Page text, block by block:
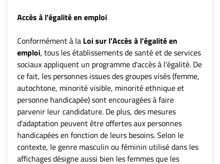
Accès à l'égalité en emploi
Conformément à la Loi sur l'Accès à l'égalité en
emploi, tous les établissements de santé et de services
sociaux appliquent un programme d'accès à l'égalité. De
ce fait, les personnes issues des groupes visés (femme,
autochtone, minorité visible, minorité ethnique et
personne handicapée) sont encouragées à faire
parvenir leur candidature. De plus, des mesures
d'adaptation peuvent être offertes aux personnes
handicapées en fonction de leurs besoins. Selon le
contexte, le genre masculin ou féminin utilisé dans les
affichages désigne aussi bien les femmes que les